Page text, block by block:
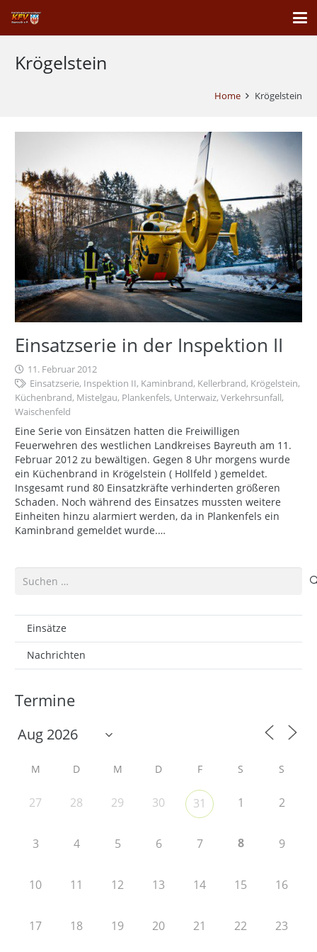
Krögelstein
Home Krögelstein
Einsatzserie in der Inspektion II
11. Februar 2012
Einsatzserie, Inspektion II, Kaminbrand, Kellerbrand, Krögelstein,
Küchenbrand, Mistelgau, Plankenfels, Unterwaiz, Verkehrsunfall,
Waischenfeld
Eine Serie von Einsätzen hatten die Freiwilligen
Feuerwehren des westlichen Landkreises Bayreuth am 11.
Februar 2012 zu bewältigen. Gegen 8 Uhr morgens wurde
ein Küchenbrand in Krögelstein ( Hollfeld ) gemeldet.
Insgesamt rund 80 Einsatzkräfte verhinderten größeren
Schaden. Noch während des Einsatzes mussten weitere
Einheiten hinzu alarmiert werden, da in Plankenfels ein
Kaminbrand gemeldet wurde.…
nach:
Einsätze
Nachrichten
Termine
M D M D F S S
27 28 29 30 31 1 2
3 4 5 6 7 8 9
10 11 12 13 14 15 16
17 18 19 20 21 22 23